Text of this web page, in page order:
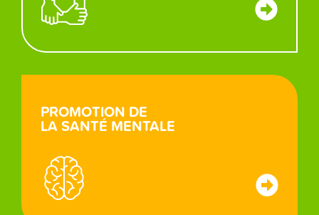
PROMOTION DE
LA SANTÉ MENTALE